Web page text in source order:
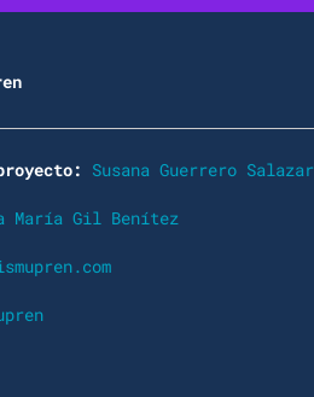
Susana Guerrero Salazar
María Gil Benítez